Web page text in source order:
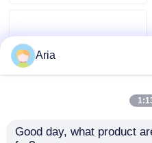
ニュース
引金 を 求め て ください
パネウマティックパイ
Aria
Good day, what product